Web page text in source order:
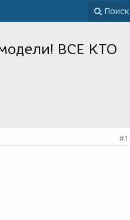
Поиск
ВСЕ КТО
#1